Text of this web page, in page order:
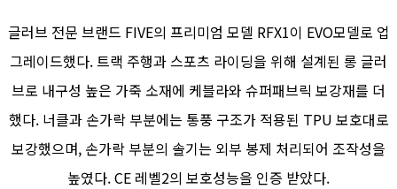
글러브 전문 브랜드 FIVE의 프리미엄 모델 RFX1이 EVO모델로 업
그레이드했다. 트랙 주행과 스포츠 라이딩을 위해 설계된 롱 글러
브로 내구성 높은 가죽 소재에 케블라와 슈퍼패브릭 보강재를 더
했다. 너클과 손가락 부분에는 통풍 구조가 적용된 TPU 보호대로
보강했으며, 손가락 부분의 솔기는 외부 봉제 처리되어 조작성을
높였다. CE 레벨2의 보호성능을 인증 받았다.